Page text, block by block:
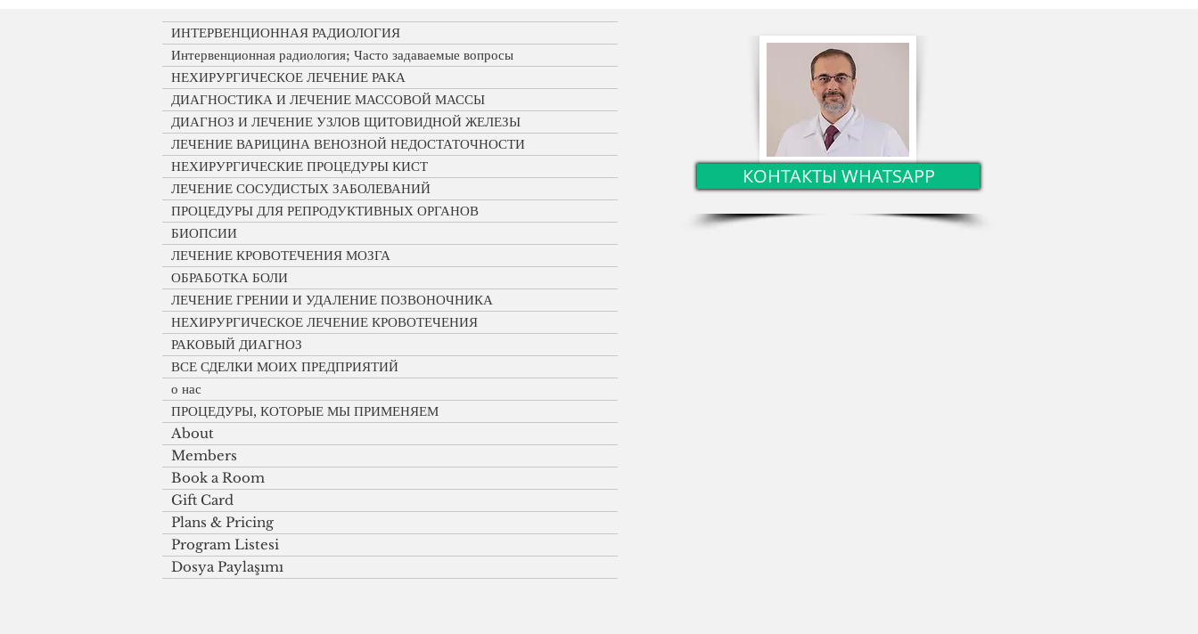
гепатита, методом TAKE
ИНТЕРВЕНЦИОННАЯ РАДИОЛОГИЯ
Интервенционная радиология; Часто задаваемые вопросы
НЕХИРУРГИЧЕСКОЕ ЛЕЧЕНИЕ РАКА
ДИАГНОСТИКА И ЛЕЧЕНИЕ МАССОВОЙ МАССЫ
ДИАГНОЗ И ЛЕЧЕНИЕ УЗЛОВ ЩИТОВИДНОЙ ЖЕЛЕЗЫ
ЛЕЧЕНИЕ ВАРИЦИНА ВЕНОЗНОЙ НЕДОСТАТОЧНОСТИ
НЕХИРУРГИЧЕСКИЕ ПРОЦЕДУРЫ КИСТ
ЛЕЧЕНИЕ СОСУДИСТЫХ ЗАБОЛЕВАНИЙ
ПРОЦЕДУРЫ ДЛЯ РЕПРОДУКТИВНЫХ ОРГАНОВ
БИОПСИИ
ЛЕЧЕНИЕ КРОВОТЕЧЕНИЯ МОЗГА
ОБРАБОТКА БОЛИ
ЛЕЧЕНИЕ ГРЕНИИ И УДАЛЕНИЕ ПОЗВОНОЧНИКА
НЕХИРУРГИЧЕСКОЕ ЛЕЧЕНИЕ КРОВОТЕЧЕНИЯ
РАКОВЫЙ ДИАГНОЗ
ВСЕ СДЕЛКИ МОИХ ПРЕДПРИЯТИЙ
о нас
ПРОЦЕДУРЫ, КОТОРЫЕ МЫ ПРИМЕНЯЕМ
About
Members
Book a Room
Gift Card
Plans & Pricing
Program Listesi
Dosya Paylaşımı
КОНТАКТЫ WHATSAPP